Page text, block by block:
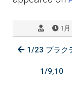
1月
1/23 プラク
1/9,10